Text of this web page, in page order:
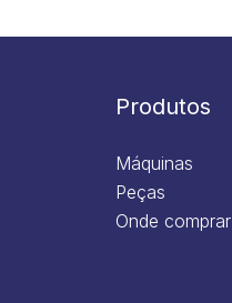
Produtos
Máquinas
Peças
Onde comprar